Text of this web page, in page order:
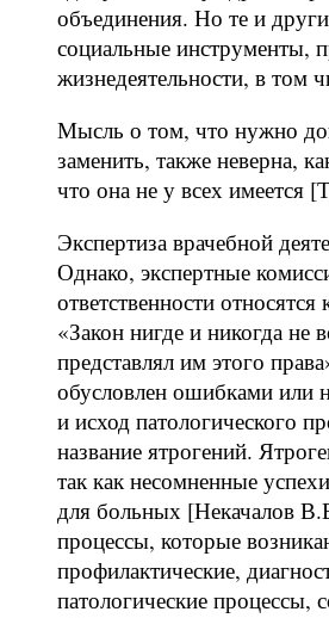
объединения. Но те и
социальные инструменты,
жизнедеятельности, в том
Мысль о том, что нужно
заменить, также неверна,
что она не у всех
Экспертиза врачебной
Однако, экспертные
ответственности
«Закон нигде и никогда не
представлял им этого
обусловлен ошибками или
и исход патологического
название ятрогений.
так как несомненные
для больных [Некачалов
процессы, которые
профилактические,
патологические процессы,